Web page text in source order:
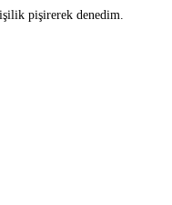
pişirerek denedim.